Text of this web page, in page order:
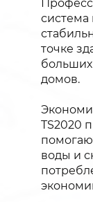
система
точке
домов.
TS2020
воды и